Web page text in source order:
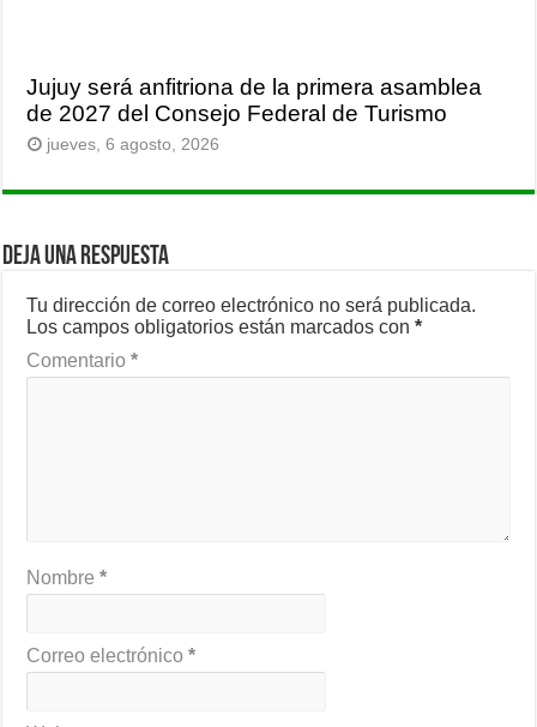
Jujuy será anfitriona de la primera asamblea
de 2027 del Consejo Federal de Turismo
jueves, 6 agosto, 2026
Deja una respuesta
Tu dirección de correo electrónico no será publicada.
Los campos obligatorios están marcados con*
Comentario*
Nombre*
Correo electrónico*